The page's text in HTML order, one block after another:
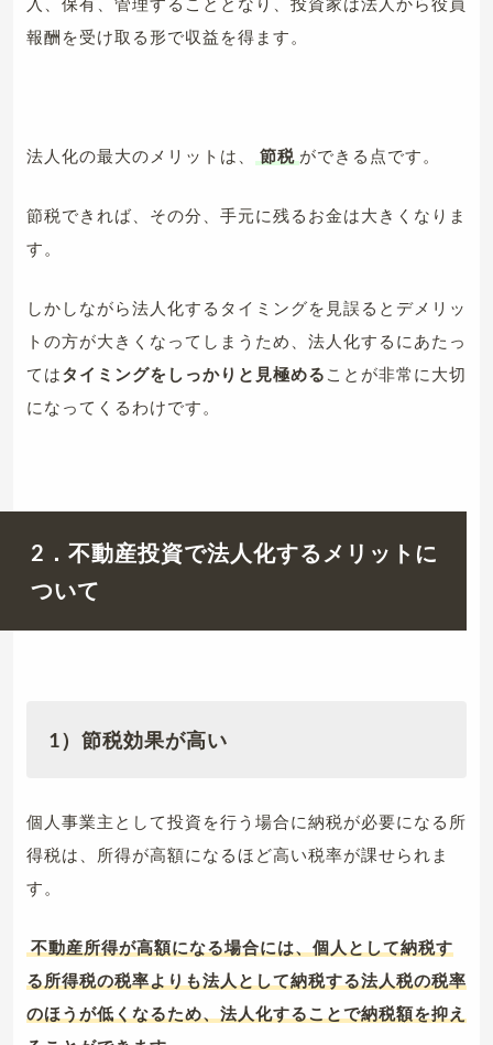
報酬を受け取る形で収益を得ます。
法人化の最大のメリットは、 節税 ができる点です。
節税できれば、その分、手元に残るお金は大きくなりま
す。
しかしながら法人化するタイミングを見誤るとデメリッ
トの方が大きくなってしまうため、法人化するにあたっ
てはタイミングをしっかりと見極める ことが非常に大切
になってくるわけです。
2．不動産投資で法人化するメリットに
ついて
1）節税効果が高い
個人事業主として投資を行う場合に納税が必要になる所
得税は、所得が高額になるほど高い税率が課せられま
す。
不動産所得が高額になる場合には、個人として納税す
る所得税の税率よりも法人として納税する法人税の税率
のほうが低くなるため、法人化することで納税額を抑え